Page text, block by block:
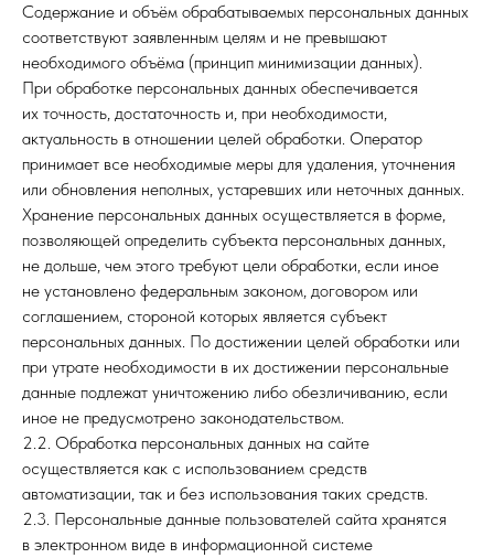
Содержание и объём обрабатываемых персональных данных
соответствуют заявленным целям и не превышают
необходимого объёма (принцип минимизации данных).
При обработке персональных данных обеспечивается
их точность, достаточность и, при необходимости,
актуальность в отношении целей обработки. Оператор
принимает все необходимые меры для удаления, уточнения
или обновления неполных, устаревших или неточных данных.
Хранение персональных данных осуществляется в форме,
позволяющей определить субъекта персональных данных,
не дольше, чем этого требуют цели обработки, если иное
не установлено федеральным законом, договором или
соглашением, стороной которых является субъект
персональных данных. По достижении целей обработки или
при утрате необходимости в их достижении персональные
данные подлежат уничтожению либо обезличиванию, если
иное не предусмотрено законодательством.
2.2. Обработка персональных данных на сайте
осуществляется как с использованием средств
автоматизации, так и без использования таких средств.
2.3. Персональные данные пользователей сайта хранятся
в электронном виде в информационной системе